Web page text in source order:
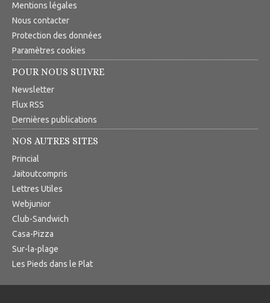
Mentions légales
Nous contacter
Protection des données
Paramètres cookies
POUR NOUS SUIVRE
Newsletter
Flux RSS
Dernières publications
NOS AUTRES SITES
Princial
Jaitoutcompris
Lettres Utiles
Webjunior
Club-Sandwich
Casa-Pizza
Sur-la-plage
Les Pieds dans le Plat